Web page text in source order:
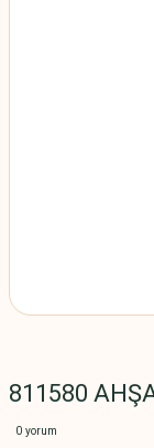
811580
0 yorum